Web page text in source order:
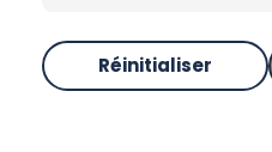
Réinitialiser